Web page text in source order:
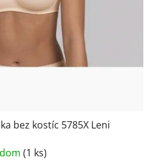
bez kostíc 5785X Leni
(1 ks)